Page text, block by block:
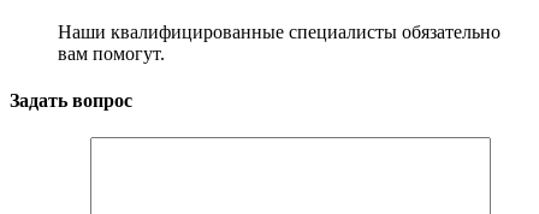
Наши квалифицированные специалисты обязательно
вам помогут.
Задать вопрос